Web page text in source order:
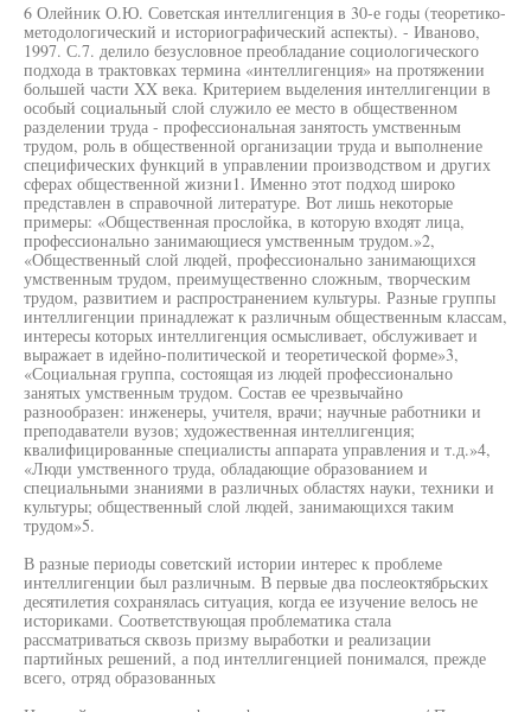
6 Олейник О.Ю. Советская интеллигенция в 30-е годы (теоретико-
методологический и историографический аспекты). - Иваново,
1997. С.7. делило безусловное преобладание социологического
подхода в трактовках термина «интеллигенция» на протяжении
большей части XX века. Критерием выделения интеллигенции в
особый социальный слой служило ее место в общественном
разделении труда - профессиональная занятость умственным
трудом, роль в общественной организации труда и выполнение
специфических функций в управлении производством и других
сферах общественной жизни1. Именно этот подход широко
представлен в справочной литературе. Вот лишь некоторые
примеры: «Общественная прослойка, в которую входят лица,
профессионально занимающиеся умственным трудом.»2,
«Общественный слой людей, профессионально занимающихся
умственным трудом, преимущественно сложным, творческим
трудом, развитием и распространением культуры. Разные группы
интеллигенции принадлежат к различным общественным классам,
интересы которых интеллигенция осмысливает, обслуживает и
выражает в идейно-политической и теоретической форме»3,
«Социальная группа, состоящая из людей профессионально
занятых умственным трудом. Состав ее чрезвычайно
разнообразен: инженеры, учителя, врачи; научные работники и
преподаватели вузов; художественная интеллигенция;
квалифицированные специалисты аппарата управления и т.д.»4,
«Люди умственного труда, обладающие образованием и
специальными знаниями в различных областях науки, техники и
культуры; общественный слой людей, занимающихся таким
трудом»5.
В разные периоды советский истории интерес к проблеме
интеллигенции был различным. В первые два послеоктябрьских
десятилетия сохранялась ситуация, когда ее изучение велось не
историками. Соответствующая проблематика стала
рассматриваться сквозь призму выработки и реализации
партийных решений, а под интеллигенцией понимался, прежде
всего, отряд образованных